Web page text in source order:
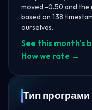
moved -0.50 and the
based on 138
ourselves.
See this month's
How we rate →
Тип